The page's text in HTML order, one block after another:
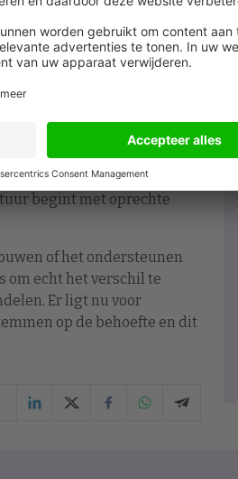
groot. Werknemers willen
omgaan met stress (25
dat een kwart van de
begint met oprechte
of het ondersteunen
om echt het verschil te
Er ligt nu voor
op de behoefte en dit